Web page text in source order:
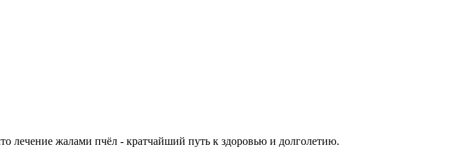
жалами пчёл - кратчайший путь к здоровью и долголетию.